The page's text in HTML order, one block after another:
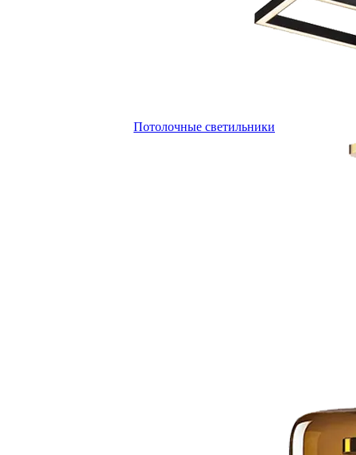
Потолочные светильники